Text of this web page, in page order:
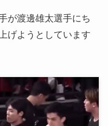
が渡邊雄太選手にち
げようとしています